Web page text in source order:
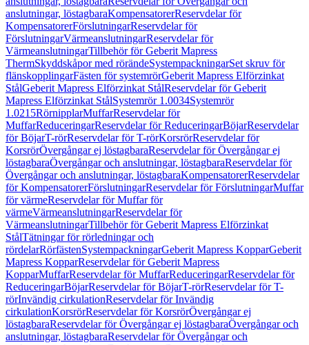
anslutningar, löstagbaraKompensatorerReservdelar för
KompensatorerFörslutningarReservdelar för
FörslutningarVärmeanslutningarReservdelar för
VärmeanslutningarTillbehör för Geberit Mapress
ThermSkyddskåpor med rörändeSystempackningarSet skruv för
flänskopplingarFästen för systemrörGeberit Mapress Elförzinkat
StålGeberit Mapress Elförzinkat StålReservdelar för Geberit
Mapress Elförzinkat StålSystemrör 1.0034Systemrör
1.0215RörnipplarMuffarReservdelar för
MuffarReduceringarReservdelar för ReduceringarBöjarReservdelar
för BöjarT-rörReservdelar för T-rörKorsrörReservdelar för
KorsrörÖvergångar ej löstagbaraReservdelar för Övergångar ej
löstagbaraÖvergångar och anslutningar, löstagbaraReservdelar för
Övergångar och anslutningar, löstagbaraKompensatorerReservdelar
för KompensatorerFörslutningarReservdelar för FörslutningarMuffar
för värmeReservdelar för Muffar för
värmeVärmeanslutningarReservdelar för
VärmeanslutningarTillbehör för Geberit Mapress Elförzinkat
StålTätningar för rörledningar och
rördelarRörfästenSystempackningarGeberit Mapress KopparGeberit
Mapress KopparReservdelar för Geberit Mapress
KopparMuffarReservdelar för MuffarReduceringarReservdelar för
ReduceringarBöjarReservdelar för BöjarT-rörReservdelar för T-
rörInvändig cirkulationReservdelar för Invändig
cirkulationKorsrörReservdelar för KorsrörÖvergångar ej
löstagbaraReservdelar för Övergångar ej löstagbaraÖvergångar och
anslutningar, löstagbaraReservdelar för Övergångar och